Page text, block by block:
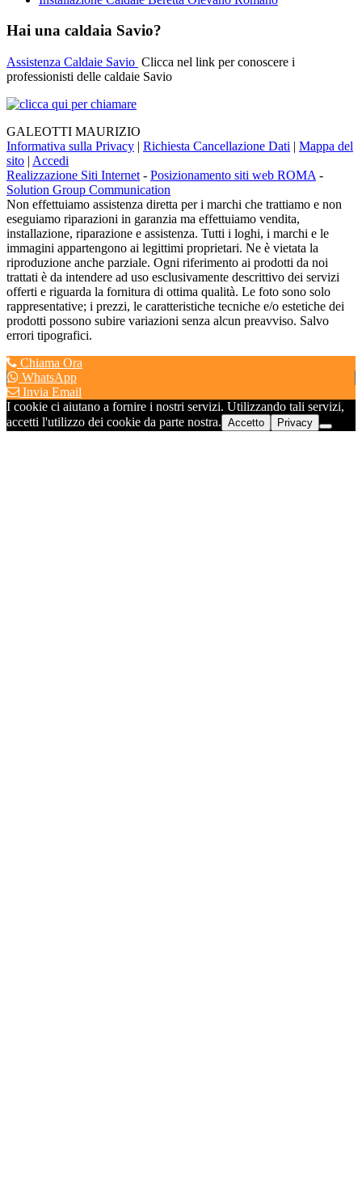
Hai una caldaia Savio?
Assistenza Caldaie Savio Clicca nel link per conoscere i
professionisti delle caldaie Savio
GALEOTTI MAURIZIO
Informativa sulla Privacy | Richiesta Cancellazione Dati | Mappa del
sito | Accedi
Realizzazione Siti Internet - Posizionamento siti web ROMA -
Solution Group Communication
Non effettuiamo assistenza diretta per i marchi che trattiamo e non
eseguiamo riparazioni in garanzia ma effettuiamo vendita,
installazione, riparazione e assistenza. Tutti i loghi, i marchi e le
immagini appartengono ai legittimi proprietari. Ne è vietata la
riproduzione anche parziale. Ogni riferimento ai prodotti da noi
trattati è da intendere ad uso esclusivamente descrittivo dei servizi
offerti e riguarda la fornitura di ottima qualità. Le foto sono solo
rappresentative; i prezzi, le caratteristiche tecniche e/o estetiche dei
prodotti possono subire variazioni senza alcun preavviso. Salvo
errori tipografici.
Chiama Ora
WhatsApp
Invia Email
I cookie ci aiutano a fornire i nostri servizi. Utilizzando tali servizi,
accetti l'utilizzo dei cookie da parte nostra. Accetto Privacy